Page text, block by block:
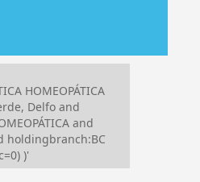
HOMEOPÁTICA
Delfo and
and
holdingbranch:BC
)'